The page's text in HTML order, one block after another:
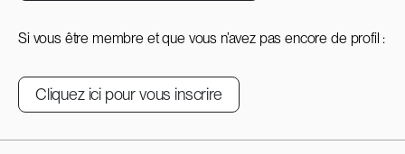
Si vous être membre et que vous n’avez pas encore de profil :
Cliquez ici pour vous inscrire